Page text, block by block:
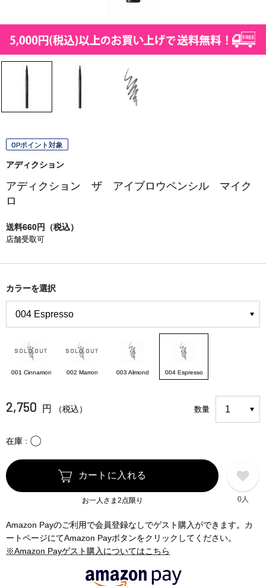
OPポイント対象
アディクション
アディクション ザ アイブロウペンシル マイク
ロ
送料660円（税込）
店舗受取可
カラーを選択
001 Cinnamon 002 Marron 003 Almond 004 Espresso
2,750 円 （税込） 数量
在庫 〇
カートに入れる
お一人さま2点限り 0人
Amazon Payのご利用で会員登録なしでゲスト購入ができます。カ
ートページにてAmazon Payボタンをクリックしてください。
※Amazon Payゲスト購入についてはこちら